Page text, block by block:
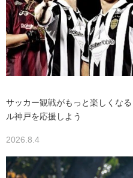
サッカー観戦がもっと楽しくな
ル神戸を応援しよう
2026.8.4